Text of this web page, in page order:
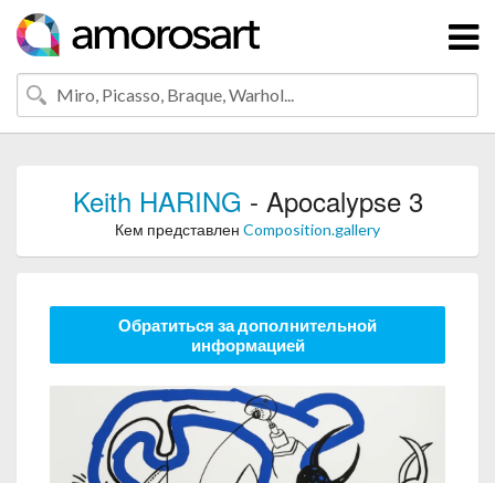
Keith HARING - Apocalypse 3
Кем представлен Composition.gallery
Обратиться за дополнительной
информацией